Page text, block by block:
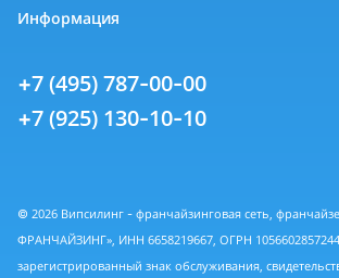
Информация
+7 (495) 787-00-00
+7 (925) 130-10-10
© 2026 Випсилинг - франчайзинговая сеть,
ФРАНЧАЙЗИНГ», ИНН 6658219667, ОГРН
зарегистрированный знак обслуживания,